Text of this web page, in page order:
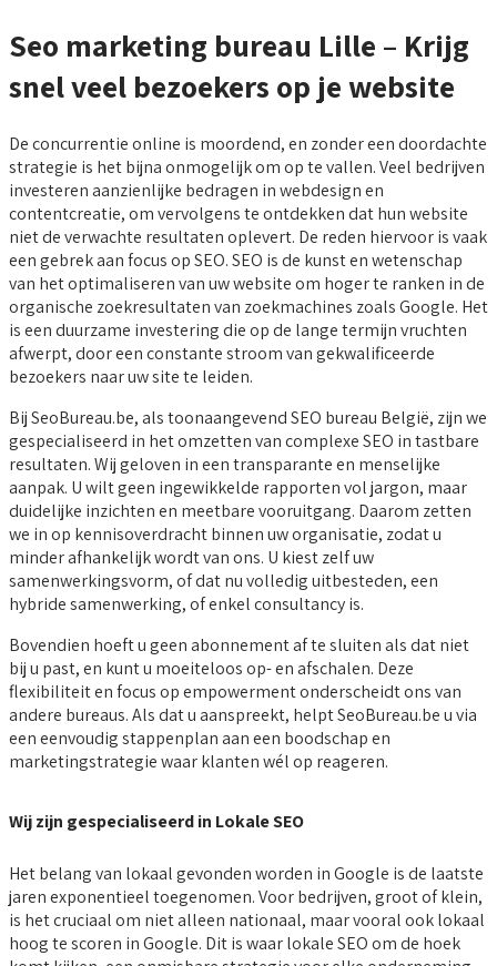
Seo marketing bureau Lille – Krijg
snel veel bezoekers op je website
De concurrentie online is moordend, en zonder een doordachte
strategie is het bijna onmogelijk om op te vallen. Veel bedrijven
investeren aanzienlijke bedragen in webdesign en
contentcreatie, om vervolgens te ontdekken dat hun website
niet de verwachte resultaten oplevert. De reden hiervoor is vaak
een gebrek aan focus op SEO. SEO is de kunst en wetenschap
van het optimaliseren van uw website om hoger te ranken in de
organische zoekresultaten van zoekmachines zoals Google. Het
is een duurzame investering die op de lange termijn vruchten
afwerpt, door een constante stroom van gekwalificeerde
bezoekers naar uw site te leiden.
Bij SeoBureau.be, als toonaangevend SEO bureau België, zijn we
gespecialiseerd in het omzetten van complexe SEO in tastbare
resultaten. Wij geloven in een transparante en menselijke
aanpak. U wilt geen ingewikkelde rapporten vol jargon, maar
duidelijke inzichten en meetbare vooruitgang. Daarom zetten
we in op kennisoverdracht binnen uw organisatie, zodat u
minder afhankelijk wordt van ons. U kiest zelf uw
samenwerkingsvorm, of dat nu volledig uitbesteden, een
hybride samenwerking, of enkel consultancy is.
Bovendien hoeft u geen abonnement af te sluiten als dat niet
bij u past, en kunt u moeiteloos op- en afschalen. Deze
flexibiliteit en focus op empowerment onderscheidt ons van
andere bureaus. Als dat u aanspreekt, helpt SeoBureau.be u via
een eenvoudig stappenplan aan een boodschap en
marketingstrategie waar klanten wél op reageren.
Wij zijn gespecialiseerd in Lokale SEO
Het belang van lokaal gevonden worden in Google is de laatste
jaren exponentieel toegenomen. Voor bedrijven, groot of klein,
is het cruciaal om niet alleen nationaal, maar vooral ook lokaal
hoog te scoren in Google. Dit is waar lokale SEO om de hoek